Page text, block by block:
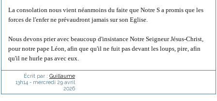
La consolation nous vient néanmoins du faite que Notre S a promis que les
forces de l'enfer ne prévaudront jamais sur son Eglise.
Nous devons prier avec beaucoup d'insistance Notre Seigneur Jésus-Christ,
pour notre pape Léon, afin que qu'il ne fuit pas devant les loups, pire, afin
qu'il ne hurle pas avec eux.
Écrit par : Guillaume
13h14 - mercredi 29 avril
2026